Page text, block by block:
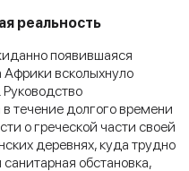
реальность
появившаяся
Африки всколыхнуло
течение долгого времени
о греческой части своей
деревнях, куда трудно
обстановка,